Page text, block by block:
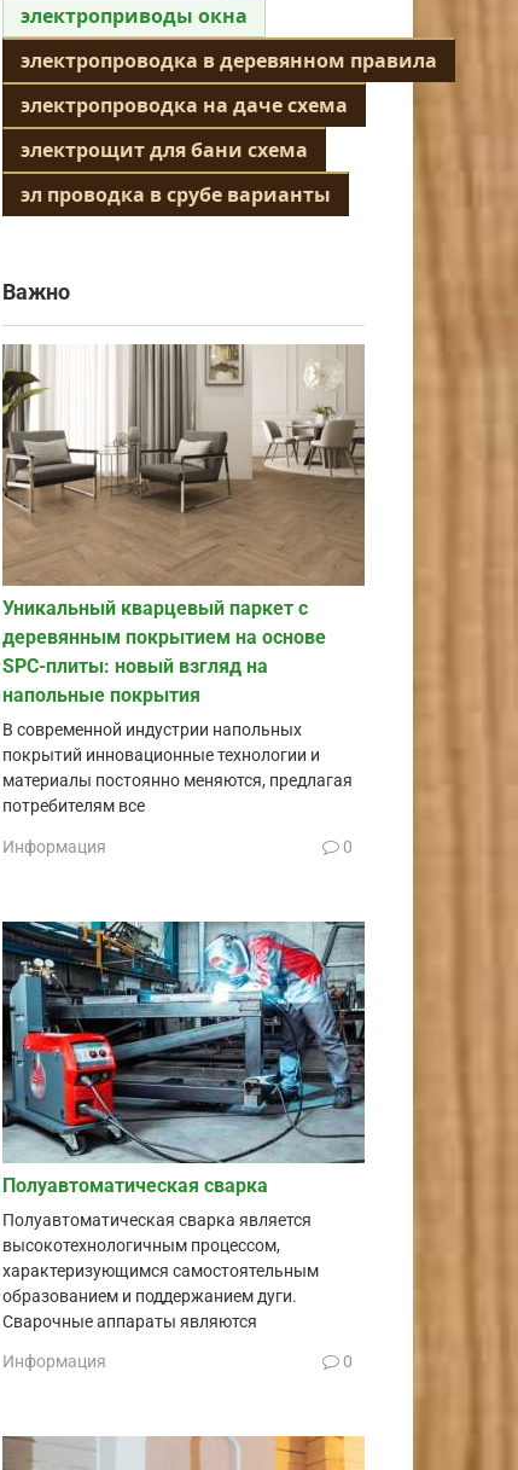
электроприводы окна
электропроводка в деревянном правила
электропроводка на даче схема
электрощит для бани схема
эл проводка в срубе варианты
Важно
Уникальный кварцевый паркет с
деревянным покрытием на основе
SPC-плиты: новый взгляд на
напольные покрытия
В современной индустрии напольных
покрытий инновационные технологии и
материалы постоянно меняются, предлагая
потребителям все
Информация 0
Полуавтоматическая сварка
Полуавтоматическая сварка является
высокотехнологичным процессом,
характеризующимся самостоятельным
образованием и поддержанием дуги.
Сварочные аппараты являются
Информация 0